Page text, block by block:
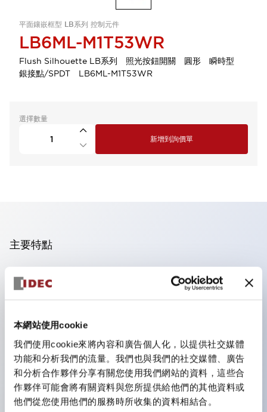
本網站使用cookie
我們使用cookie來將內容和廣告個人化，以提供社交媒體
功能和分析我們的流量。我們也與我們的社交媒體、廣告
和分析合作夥伴分享有關您使用我們網站的資料，這些合
作夥伴可能會將有關資料與您所提供給他們的其他資料或
他們從您使用他們的服務時所收集的資料相結合。
平面鑲嵌框型 LB系列 控制元件
LB6ML-M1T53WR
Flush Silhouette LB系列 照光按鈕開關 圓形 瞬時型
銀接點/SPDT LB6ML-M1T53WR
選擇數量
新增到詢價單
主要特點
操作面板的凹凸減少，呈現銳利感。
支援分離型／單板式
優秀的防水性能。保護結構IP65
按鈕開關、選擇開關、帶鎖選擇開關最多3c接點。
邊框顏色有黑色與金屬色兩種。
LED照明帶來明亮且清晰的照明面